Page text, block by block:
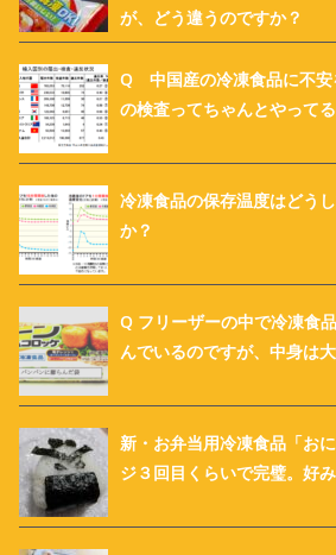
が、どう違うのですか？
Q 中国産の冷凍食品に不安
の検査ってちゃんとやって
冷凍食品の保存温度はどう
か？
Q フリーザーの中で冷凍食
んでいるのですが、中身は
新・お弁当用冷凍食品「お
ジ３回目くらいで完璧。好